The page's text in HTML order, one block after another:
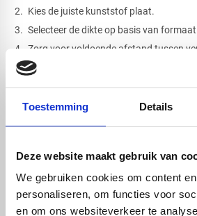
Toestemming Details
Deze website maakt gebruik van
We gebruiken cookies om content
personaliseren, om functies voor
en om ons websiteverkeer te
Kies de juiste kunststof plaat.
Selecteer de dikte op basis van
Zorg voor voldoende afstand tussen
Monteer de plaat zonder te veel
Werk de randen en constructie netjes
gelijkmatiger het licht wordt verdeeld. Bij
belangrijk, omdat de lichtpunten anders
Lichtbak plaat op maat
Kunststoffen
Bij VOS Kunststoffen bestelt u plexiglas